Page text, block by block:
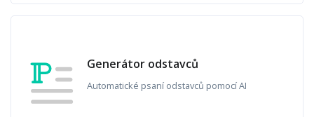
Generátor odstavců
Automatické psaní odstavců pomocí AI